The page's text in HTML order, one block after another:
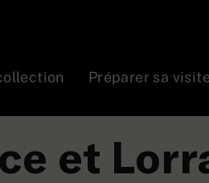
Préparer sa visite
et